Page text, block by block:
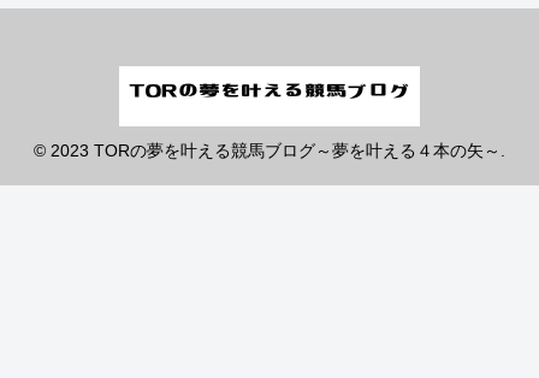
© 2023 TORの夢を叶える競馬ブログ～夢を叶える４本の矢～.